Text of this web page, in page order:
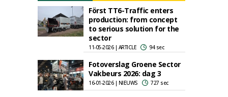
Först TT6-Traffic enters
production: from concept
to serious solution for the
sector
11-05-2026 | ARTICLE 94 sec
Fotoverslag Groene Sector
Vakbeurs 2026: dag 3
16-01-2026 | NIEUWS 727 sec